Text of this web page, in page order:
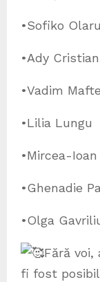
•Sofiko Olaru
•Ady
•Vadim
•Lilia Lungu
•Mircea-
•Ghenadie
•Olga
Fără
fi fost